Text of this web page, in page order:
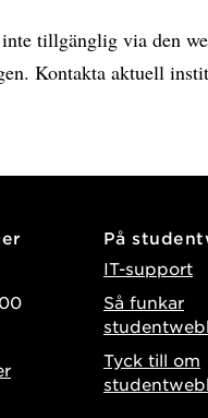
tillgänglig via den
Kontakta aktuell
På
IT-support
Så funkar
Tyck till om